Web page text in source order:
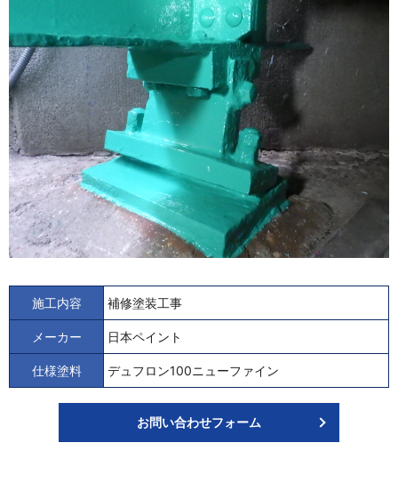
施工内容 補修塗装工事
メーカー 日本ペイント
仕様塗料 デュフロン100ニューファイン
お問い合わせフォーム